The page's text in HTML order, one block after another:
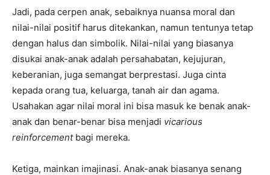
Jadi, pada cerpen anak, sebaiknya nuansa moral dan
nilai-nilai positif harus ditekankan, namun tentunya tetap
dengan halus dan simbolik. Nilai-nilai yang biasanya
disukai anak-anak adalah persahabatan, kejujuran,
keberanian, juga semangat berprestasi. Juga cinta
kepada orang tua, keluarga, tanah air dan agama.
Usahakan agar nilai moral ini bisa masuk ke benak anak-
anak dan benar-benar bisa menjadi vicarious
reinforcementbagi mereka.
Ketiga, mainkan imajinasi. Anak-anak biasanya senang